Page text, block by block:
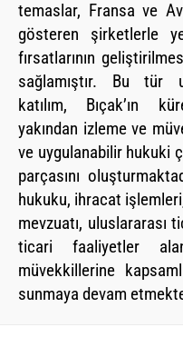
temaslar, Fransa ve
gösteren şirketlerle
fırsatlarının
sağlamıştır. Bu tür
katılım, Bıçak’ın
yakından izleme ve
ve uygulanabilir hukuki
parçasını
hukuku, ihracat
mevzuatı, uluslararası
ticari faaliyetler
müvekkillerine
sunmaya devam